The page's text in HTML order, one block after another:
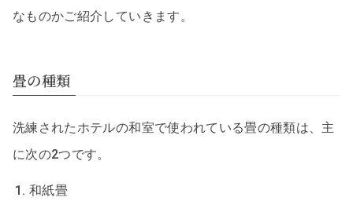
なものかご紹介していきます。
畳の種類
洗練されたホテルの和室で使われている畳の種類は、主
に次の2つです。
和紙畳